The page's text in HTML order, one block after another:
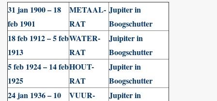
31 jan 1900 – 18
feb 1901
METAAL-
RAT
Jupiter in
Boogschutter
18 feb 1912 – 5 feb
1913
WATER-
RAT
Juipiter in
Boogschutter
5 feb 1924 – 14 feb
1925
HOUT-
RAT
Jupiter in
Boogschutter
24 jan 1936 – 10
VUUR-
Jupiter in